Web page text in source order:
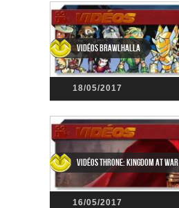
Vidéos Brawlhalla
18/05/2017
Vidéos Throne: Kingdom at War
16/05/2017